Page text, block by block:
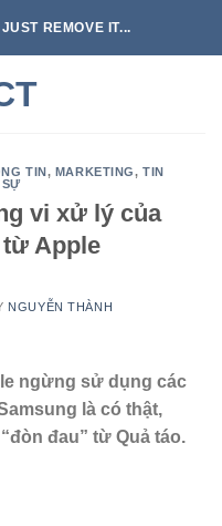
REMOVE IT...
TIN, MARKETING,TIN
vi xử lý của
Apple
NGUYỄN THÀNH
ngừng sử dụng các
là có thật,
đau” từ Quả táo.